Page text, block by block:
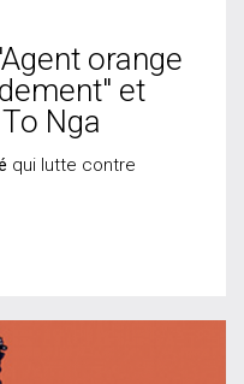
orange
et
Nga
qui lutte contre